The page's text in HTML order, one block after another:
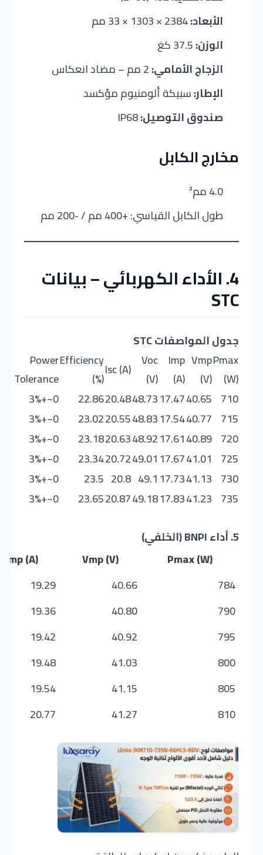
الأبعاد:
الوزن:
الزجاج الأمامي:
الإطار:سبيكة ألومنيوم مؤكسد
صندوق التوصيل:
مخارج الكابل
4.0 مم²
طول الكابل القياسي: +400 مم / -200 مم
4. الأداء الكهربائي – بيانات
STC
جدول المواصفات STC
Pmax
(W)
Vmp
(V)
Imp
(A)
Voc
(V)
Isc (A)
Efficiency
(%)
Power
Tolerance
710
40.65
17.47
48.73
20.48
22.86
0~+3%
715
40.77
17.54
48.83
20.55
23.02
0~+3%
720
40.89
17.61
48.92
20.63
23.18
0~+3%
725
41.01
17.67
49.01
20.72
23.34
0~+3%
730
41.13
17.73
49.1
20.8
23.5
0~+3%
735
41.23
17.83
49.18
20.87
23.65
0~+3%
5. أداء BNPI (الخلفي)
Pmax (W)
Vmp (V)
Imp (A)
784
40.66
19.29
790
40.80
19.36
795
40.92
19.42
800
41.03
19.48
805
41.15
19.54
810
41.27
20.77